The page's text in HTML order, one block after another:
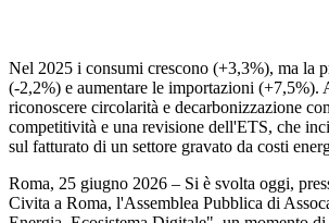
Nel 2025 i consumi crescono (+3,3%), ma la
(-2,2%) e aumentare le importazioni (+7,5%).
riconoscere circolarità e decarbonizzazione
competitività e una revisione dell'ETS, che
sul fatturato di un settore gravato da costi
Roma, 25 giugno 2026 – Si è svolta oggi,
Civita a Roma, l'Assemblea Pubblica di